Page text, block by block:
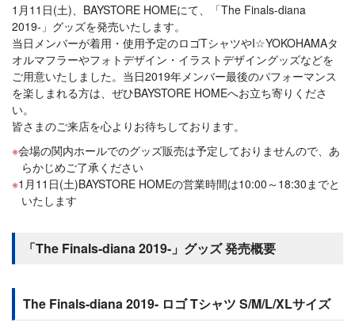
1月11日(土)、BAYSTORE HOMEにて、「The Finals-diana
2019-」グッズを発売いたします。
当日メンバーが着用・使用予定のロゴTシャツやI☆YOKOHAMAタ
オルマフラーやフォトデザイン・イラストデザイングッズなどを
ご用意いたしました。当日2019年メンバー最後のパフォーマンス
を楽しまれる方は、ぜひBAYSTORE HOMEへお立ち寄りくださ
い。
皆さまのご来店を心よりお待ちしております。
会場の関内ホールでのグッズ販売は予定しておりませんので、あ
らかじめご了承ください
1月11日(土)BAYSTORE HOMEの営業時間は10:00～18:30までと
いたします
「The Finals-diana 2019-」グッズ 発売概要
The Finals-diana 2019- ロゴ Tシャツ S/M/L/XLサイズ